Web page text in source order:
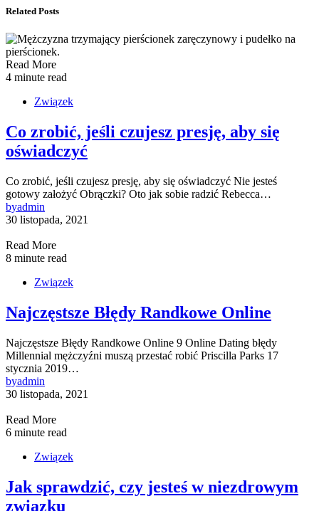
Related Posts
Read More
4 minute read
Związek
Co zrobić, jeśli czujesz presję, aby się
oświadczyć
Co zrobić, jeśli czujesz presję, aby się oświadczyć Nie jesteś
gotowy założyć Obrączki? Oto jak sobie radzić Rebecca…
byadmin
30 listopada, 2021
Read More
8 minute read
Związek
Najczęstsze Błędy Randkowe Online
Najczęstsze Błędy Randkowe Online 9 Online Dating błędy
Millennial mężczyźni muszą przestać robić Priscilla Parks 17
stycznia 2019…
byadmin
30 listopada, 2021
Read More
6 minute read
Związek
Jak sprawdzić, czy jesteś w niezdrowym
związku